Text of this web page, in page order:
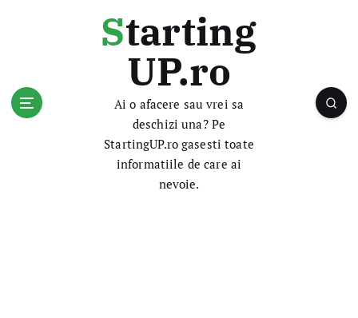
Starting
UP.ro
Ai o afacere sau vrei sa
deschizi una? Pe
StartingUP.ro gasesti toate
informatiile de care ai
nevoie.